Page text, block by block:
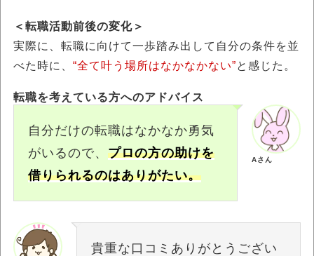
＜転職活動前後の変化＞
実際に、転職に向けて一歩踏み出して自分の条件を並
べた時に、 “全て叶う場所はなかなかない”と感じた。
転職を考えている方へのアドバイス
自分だけの転職はなかなか勇気
がいるので、 プロの方の助けを
借りられるのはありがたい。
Aさん
貴重な口コミありがとうござい